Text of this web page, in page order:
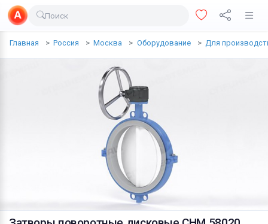
Поиск
Главная Россия Москва Оборудование Для
Доставка еды